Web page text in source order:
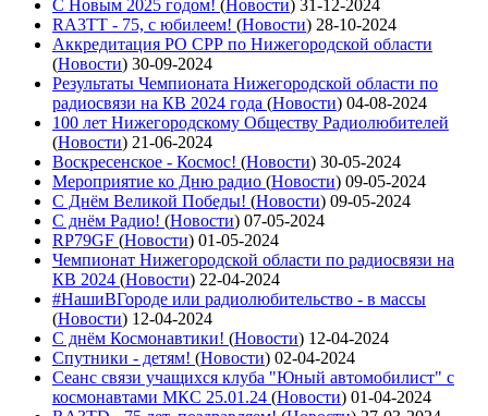
С Новым 2025 годом! (Новости) 31-12-2024
RA3TT - 75, с юбилеем! (Новости) 28-10-2024
Аккредитация РО СРР по Нижегородской области
(Новости) 30-09-2024
Результаты Чемпионата Нижегородской области по
радиосвязи на КВ 2024 года (Новости) 04-08-2024
100 лет Нижегородскому Обществу Радиолюбителей
(Новости) 21-06-2024
Воскресенское - Космос! (Новости) 30-05-2024
Мероприятие ко Дню радио (Новости) 09-05-2024
С Днём Великой Победы! (Новости) 09-05-2024
С днём Радио! (Новости) 07-05-2024
RP79GF (Новости) 01-05-2024
Чемпионат Нижегородской области по радиосвязи на
КВ 2024 (Новости) 22-04-2024
#НашиВГороде или радиолюбительство - в массы
(Новости) 12-04-2024
С днём Космонавтики! (Новости) 12-04-2024
Спутники - детям! (Новости) 02-04-2024
Сеанс связи учащихся клуба "Юный автомобилист" с
космонавтами МКС 25.01.24 (Новости) 01-04-2024